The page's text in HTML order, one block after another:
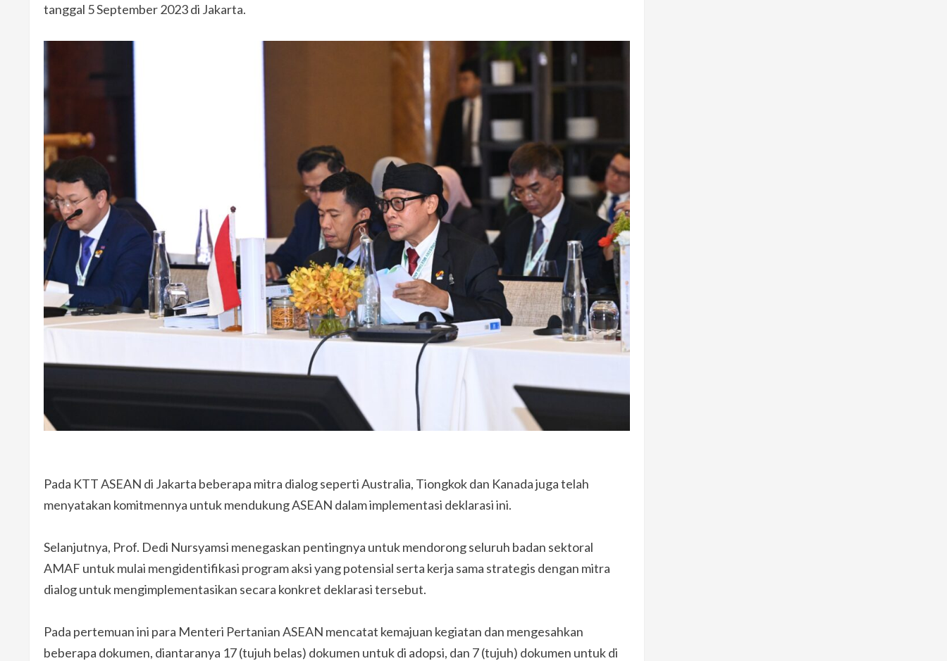
tanggal 5 September 2023 di Jakarta.
Pada KTT ASEAN di Jakarta beberapa mitra dialog seperti Australia, Tiongkok dan Kanada juga telah
menyatakan komitmennya untuk mendukung ASEAN dalam implementasi deklarasi ini.
Selanjutnya, Prof. Dedi Nursyamsi menegaskan pentingnya untuk mendorong seluruh badan sektoral
AMAF untuk mulai mengidentifikasi program aksi yang potensial serta kerja sama strategis dengan mitra
dialog untuk mengimplementasikan secara konkret deklarasi tersebut.
Pada pertemuan ini para Menteri Pertanian ASEAN mencatat kemajuan kegiatan dan mengesahkan
beberapa dokumen, diantaranya 17 (tujuh belas) dokumen untuk di adopsi, dan 7 (tujuh) dokumen untuk di